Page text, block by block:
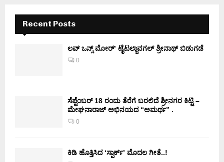
Recent Posts
ಲವ್ ಒನ್ಸ್ ಮೋರ್’ ಟೈಟಲ್ಜಾವಗಲ್ ಶ್ರೀನಾಥ್ ಬಿಡುಗಡೆ
0
ಸೆಪ್ಟೆಂಬರ್ 18 ರಂದು ತೆರೆಗೆ ಬರಲಿದೆ ಶ್ರೀನಗರ ಕಿಟ್ಟಿ –
ಮೇಘನಾರಾಜ್ ಅಭಿನಯದ “ಅಮರ್ಥ” .
0
ಕಿಡಿ‌‌ ಹೊತ್ತಿಸಿದ ‘ಸ್ಪಾರ್ಕ್’ ಮೊದಲ‌ ಗೀತೆ..!